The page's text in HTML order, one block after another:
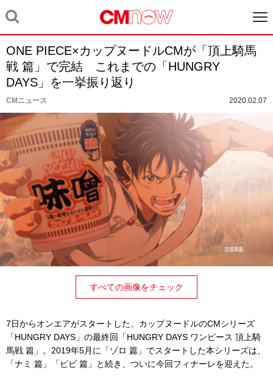
ONE PIECE×カップヌードルCMが「頂上騎馬
戦 篇」で完結 これまでの「HUNGRY
DAYS」を一挙振り返り
CMニュース 2020.02.07
すべての画像をチェック
7日からオンエアがスタートした、カップヌードルのCMシリーズ
「HUNGRY DAYS」の最終回「HUNGRY DAYS ワンピース 頂上騎
馬戦 篇」。2019年5月に「ゾロ 篇」でスタートした本シリーズは、
「ナミ 篇」「ビビ 篇」と続き、ついに今回フィナーレを迎えた。